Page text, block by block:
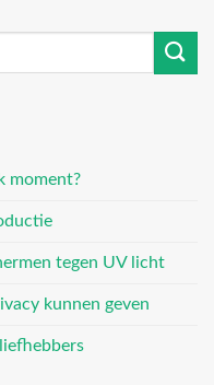
moment?
tegen UV licht
kunnen geven